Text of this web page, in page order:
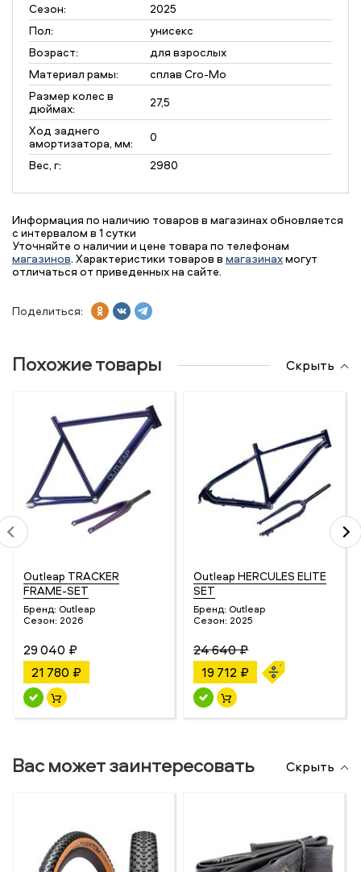
Сезон:
2025
Пол:
унисекс
Возраст:
для взрослых
Материал рамы:
сплав Cro-Mo
Размер колес в
дюймах:
27,5
Ход заднего
амортизатора, мм:
0
Вес, г:
2980
Информация по наличию товаров в магазинах обновляется
с интервалом в 1 сутки
Уточняйте о наличии и цене товара по телефонам
магазинов. Характеристики товаров в магазинахмогут
отличаться от приведенных на сайте.
Поделиться:
Похожие товары Скрыть
Outleap TRACKER
FRAME-SET
Бренд: Outleap
Сезон: 2026
29 040 ₽
21 780 ₽
Outleap HERCULES ELITE
SET
Бренд: Outleap
Сезон: 2025
24 640 ₽
19 712 ₽
Вас может заинтересовать Скрыть